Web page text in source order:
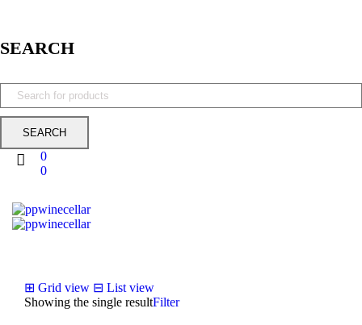
SEARCH
0
0
⊞ Grid view ⊟ List view
Showing the single resultFilter